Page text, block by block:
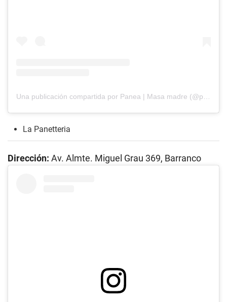
La Panetteria
Dirección: Av. Almte. Miguel Grau 369, Barranco